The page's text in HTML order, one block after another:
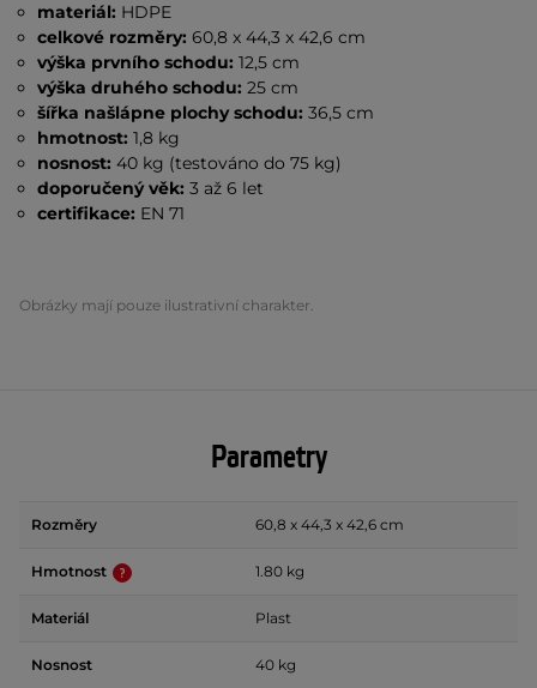
materiál: HDPE
celkové rozměry: 60,8 x 44,3 x 42,6 cm
výška prvního schodu:12,5 cm
výška druhého schodu: 25 cm
šířka našlápne plochy schodu:36,5 cm
hmotnost: 1,8 kg
nosnost:40 kg (testováno do 75 kg)
doporučený věk: 3 až 6 let
certifikace: EN 71
Obrázky mají pouze ilustrativní charakter.
Parametry
Rozměry 60,8 x 44,3 x 42,6 cm
Hmotnost 1.80 kg
Materiál Plast
Nosnost 40 kg